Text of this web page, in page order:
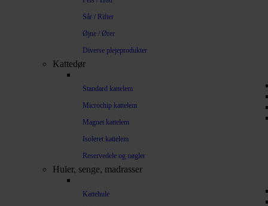
Sår / Rifter
Øjne / Ører
Diverse plejeprodukter
Kattedør
Standard kattelem
Microchip kattelem
Magnet kattelem
Isoleret kattelem
Reservedele og nøgler
Huler, senge, madrasser
Kattehule